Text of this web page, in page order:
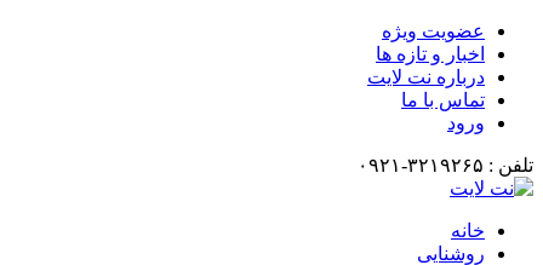
عضویت ویژه
اخبار و تازه ها
درباره نت لایت
تماس با ما
ورود
تلفن : ۳۲۱۹۲۶۵-۰۹۲۱
خانه
روشنایی